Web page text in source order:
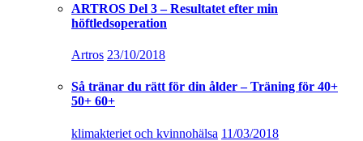
ARTROS Del 3 – Resultatet efter min
höftledsoperation
Artros 23/10/2018
Så tränar du rätt för din ålder – Träning för 40+
50+ 60+
klimakteriet och kvinnohälsa 11/03/2018